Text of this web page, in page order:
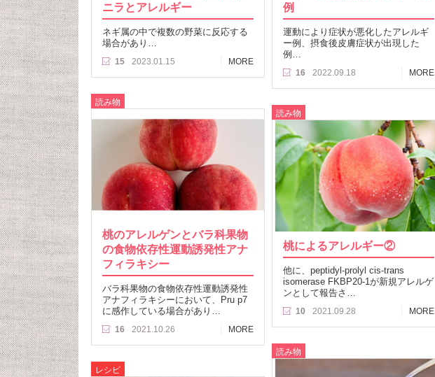
ニラとアレルギー
ネギ属の中で複数の野菜に反応する
場合があり…
15 2023.01.15 MORE
例
運動により症状が悪化したアレルギ
ー例、摂食後皮膚症状が出現した
例…
16 2022.09.18 MORE
読み物
桃のアレルゲンとバラ科果物
の食物依存性運動誘発性アナ
フィラキシー
バラ科果物の食物依存性運動誘発性
アナフィラキシーにおいて、Pru p7
に感作している場合があり…
16 2021.10.26 MORE
読み物
桃によるアレルギー②
他に、peptidyl-prolyl cis-trans
isomerase FKBP20-1が新規アレルゲ
ンとして報告さ…
10 2021.09.28 MORE
読み物
レシピ